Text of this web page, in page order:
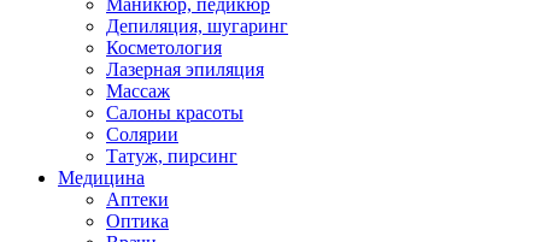
Маникюр, педикюр
Депиляция, шугаринг
Косметология
Лазерная эпиляция
Массаж
Салоны красоты
Солярии
Татуж, пирсинг
Медицина
Аптеки
Оптика